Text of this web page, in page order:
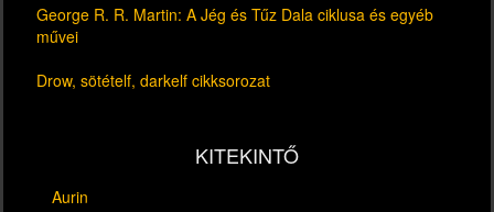
George R. R. Martin: A Jég és Tűz Dala ciklusa és egyéb
művei
Drow, sötételf, darkelf cikksorozat
KITEKINTŐ
Aurin